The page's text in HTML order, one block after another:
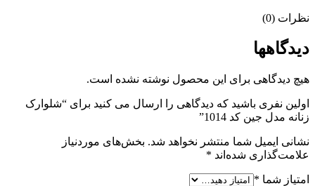
نظرات (0)
دیدگاهها
هیچ دیدگاهی برای این محصول نوشته نشده است.
اولین نفری باشید که دیدگاهی را ارسال می کنید برای “شلوارک
زنانه مدل جین کد 1014”
نشانی ایمیل شما منتشر نخواهد شد. بخش‌های موردنیاز
علامت‌گذاری شده‌اند *
امتیاز شما *